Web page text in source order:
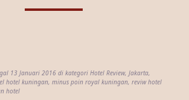
13 Januari 2016 di kategori Hotel Review, Jakarta,
hotel kuningan, minus poin royal kuningan, reviw hotel
hotel